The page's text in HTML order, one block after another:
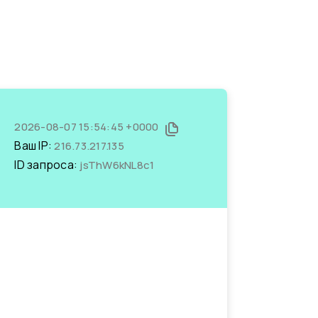
2026-08-07 15:54:45 +0000
Ваш IP:216.73.217.135
ID запроса: jsThW6kNL8c1